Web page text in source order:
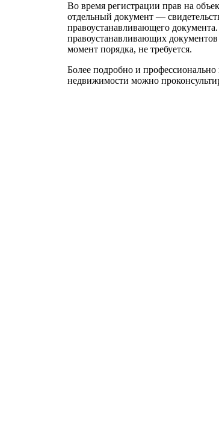
Во время регистрации прав на
отдельный документ —
правоустанавливающего
правоустанавливающих
момент порядка, не требуется.
Более подробно и
недвижимости можно